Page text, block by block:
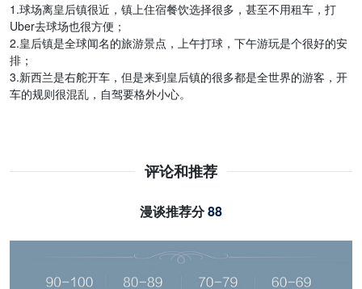
1.球场离皇后镇很近，镇上住宿餐饮选择很多，甚至不用租车，打
Uber去球场也很方便；
2.皇后镇是全球闻名的旅游景点，上午打球，下午游玩是个很好的安
排；
3.新西兰是右舵开车，但是来到皇后镇的很多都是全世界的游客，开
车的规则很混乱，自驾要格外小心。
评论和推荐
漫谈推荐分88